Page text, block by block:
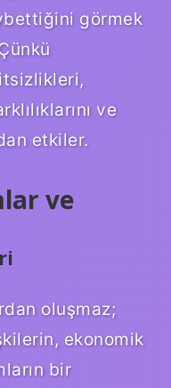
görmek
ve
etkiler.
ve
oluşmaz;
ekonomik
bir